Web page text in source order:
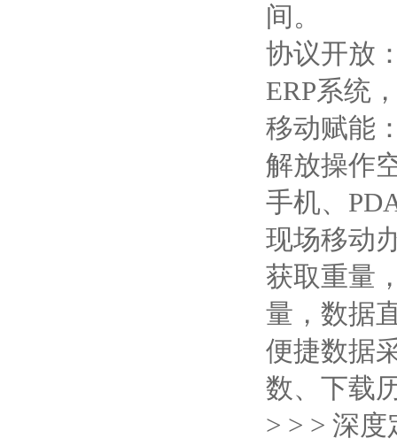
间。
协议开放
ERP系统
移动赋能
解放操作
手机、
现场移动
获取重量
量，数据
便捷数据
数、下载
> > > 深